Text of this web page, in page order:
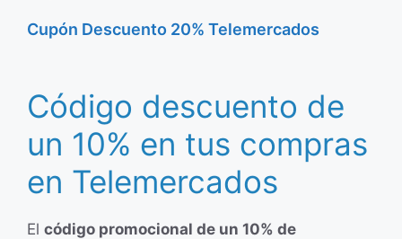
Cupón Descuento 20% Telemercados
Código descuento de
un 10% en tus compras
en Telemercados
El código promocional de un 10% de